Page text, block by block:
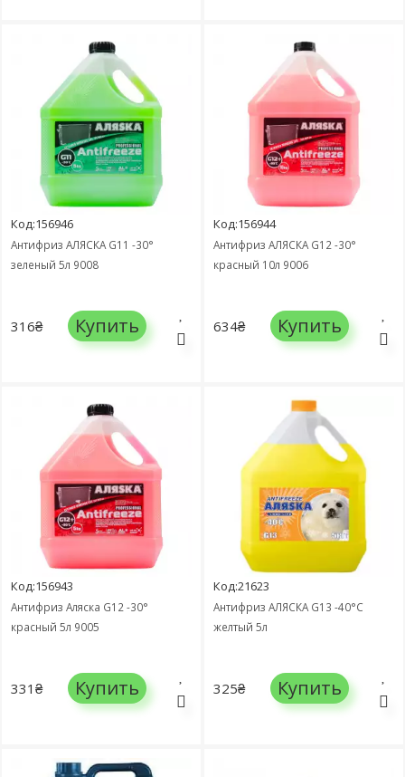
Код:156946
Антифриз АЛЯСКА G11 -30°
зеленый 5л 9008
316₴ Купить
Код:156944
Антифриз АЛЯСКА G12 -30°
красный 10л 9006
634₴ Купить
Код:156943
Антифриз Аляска G12 -30°
красный 5л 9005
331₴ Купить
Код:21623
Антифриз АЛЯСКА G13 -40°C
желтый 5л
325₴ Купить